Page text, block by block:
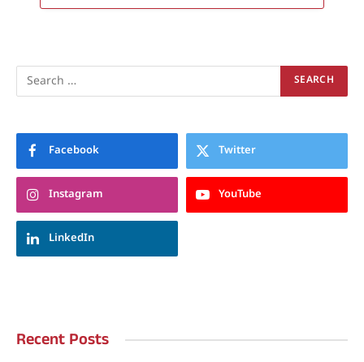
Facebook Twitter
Instagram YouTube
LinkedIn
Recent Posts